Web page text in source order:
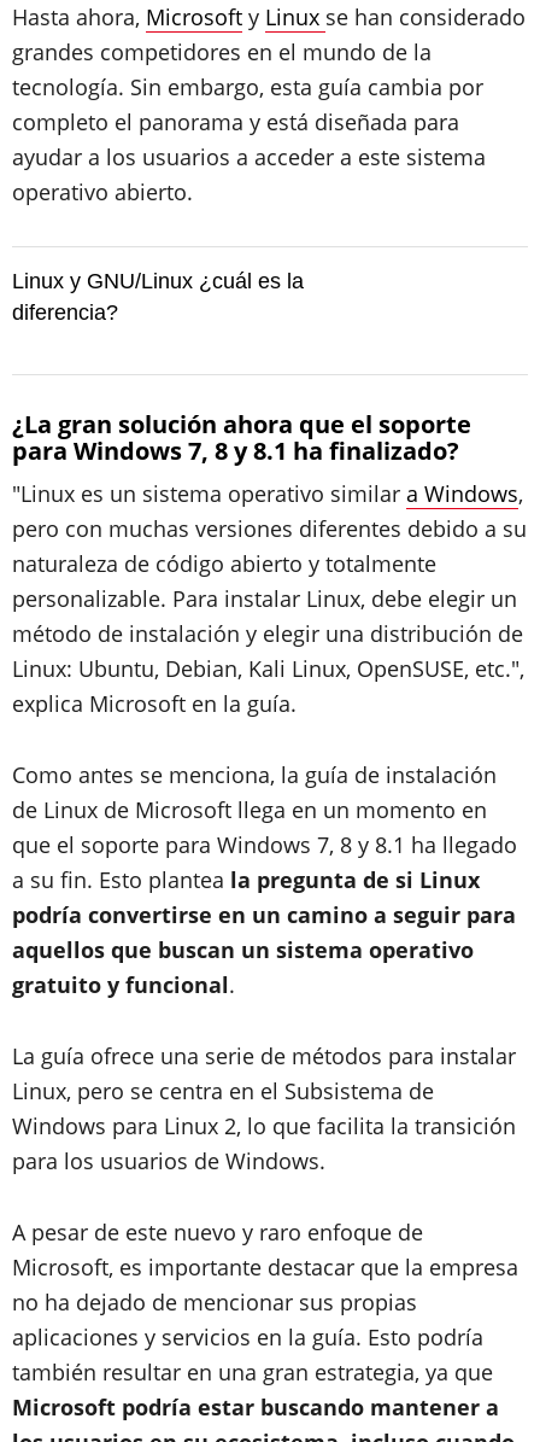
Hasta ahora, Microsoft y Linux se han considerado
grandes competidores en el mundo de la
tecnología. Sin embargo, esta guía cambia por
completo el panorama y está diseñada para
ayudar a los usuarios a acceder a este sistema
operativo abierto.
Linux y GNU/Linux ¿cuál es la
diferencia?
¿La gran solución ahora que el soporte
para Windows 7, 8 y 8.1 ha finalizado?
"Linux es un sistema operativo similar a Windows,
pero con muchas versiones diferentes debido a su
naturaleza de código abierto y totalmente
personalizable. Para instalar Linux, debe elegir un
método de instalación y elegir una distribución de
Linux: Ubuntu, Debian, Kali Linux, OpenSUSE, etc.",
explica Microsoft en la guía.
Como antes se menciona, la guía de instalación
de Linux de Microsoft llega en un momento en
que el soporte para Windows 7, 8 y 8.1 ha llegado
a su fin. Esto plantea la pregunta de si Linux
podría convertirse en un camino a seguir para
aquellos que buscan un sistema operativo
gratuito y funcional.
La guía ofrece una serie de métodos para instalar
Linux, pero se centra en el Subsistema de
Windows para Linux 2, lo que facilita la transición
para los usuarios de Windows.
A pesar de este nuevo y raro enfoque de
Microsoft, es importante destacar que la empresa
no ha dejado de mencionar sus propias
aplicaciones y servicios en la guía. Esto podría
también resultar en una gran estrategia, ya que
Microsoft podría estar buscando mantener a